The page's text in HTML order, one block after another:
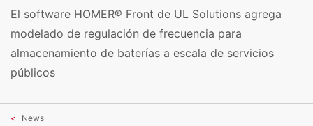
El software HOMER® Front de UL Solutions agrega
modelado de regulación de frecuencia para
almacenamiento de baterías a escala de servicios
públicos
News